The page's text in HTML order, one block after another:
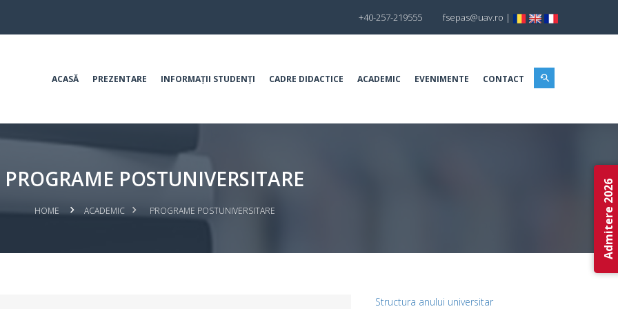
+40-257-219555 fsepas@uav.ro |
ACASĂ PREZENTARE INFORMAȚII STUDENȚI CADRE DIDACTICE ACADEMIC EVENIMENTE CONTACT
PROGRAME POSTUNIVERSITARE
HOME ACADEMIC PROGRAME POSTUNIVERSITARE
Structura anului universitar
Admitere 2026